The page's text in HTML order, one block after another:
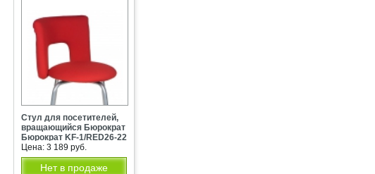
Стул для посетителей,
вращающийся Бюрократ
Бюрократ KF-1/RED26-22
Цена: 3 189 руб.
Нет в продаже